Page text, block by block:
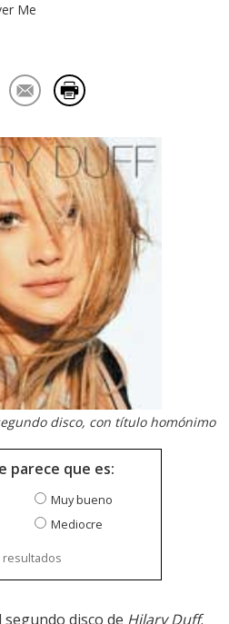
Me
disco, con título homónimo
parece que es:
Muy bueno
Mediocre
resultados
disco de Hilary Duff.